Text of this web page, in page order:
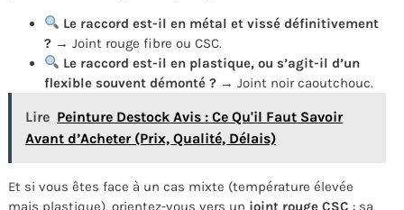
Le raccord est-il en métal et vissé définitivement
? → Joint rouge fibre ou CSC.
Le raccord est-il en plastique, ou s’agit-il d’un
flexible souvent démonté ? → Joint noir caoutchouc.
Lire Peinture Destock Avis : Ce Qu'il Faut Savoir
Avant d’Acheter (Prix, Qualité, Délais)
Et si vous êtes face à un cas mixte (température élevée
mais plastique), orientez-vous vers un joint rouge CSC : sa